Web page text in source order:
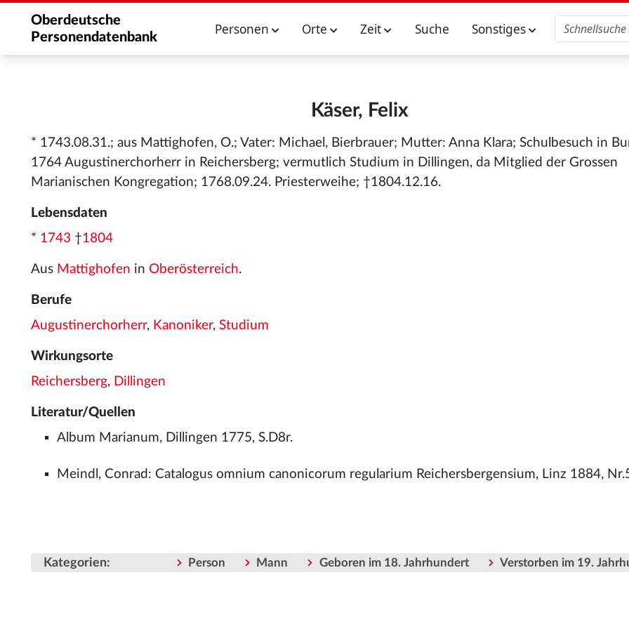
Oberdeutsche
Personendatenbank
Personen Orte Zeit Suche Sonstiges
Käser, Felix
* 1743.08.31.; aus Mattighofen, O.; Vater: Michael, Bierbrauer; Mutter: Anna Klara; Schulbesuch in
1764 Augustinerchorherr in Reichersberg; vermutlich Studium in Dillingen, da Mitglied der Grossen
Marianischen Kongregation; 1768.09.24. Priesterweihe; †1804.12.16.
Lebensdaten
* 1743 †1804
Aus Mattighofen in Oberösterreich.
Berufe
Augustinerchorherr, Kanoniker, Studium
Wirkungsorte
Reichersberg, Dillingen
Literatur/Quellen
Album Marianum, Dillingen 1775, S.D8r.
Meindl, Conrad: Catalogus omnium canonicorum regularium Reichersbergensium, Linz 1884,
Kategorien: Person Mann Geboren im 18. Jahrhundert Verstorben im 19.